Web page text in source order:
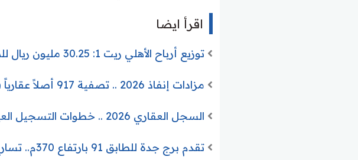
اقرأ ايضا
توزيع أرباح الأهلي ريت 1: 30.25 مليون ريال للمساهمين في أبريل 2026
مزادات إنفاذ 2026 .. تصفية 917 أصلاً عقارياً في 75 مزاداً بجميع مدن المملكة
السجل العقاري 2026 .. خطوات التسجيل العيني لعقارات مكة وجدة خطوة خطوة
تقدم برج جدة للطابق 91 بارتفاع 370م.. تسارع التنفيذ يعزز ثقة المستثمرين